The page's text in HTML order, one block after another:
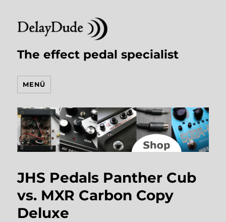
The effect pedal specialist
MENÜ
JHS Pedals Panther Cub
vs. MXR Carbon Copy
Deluxe